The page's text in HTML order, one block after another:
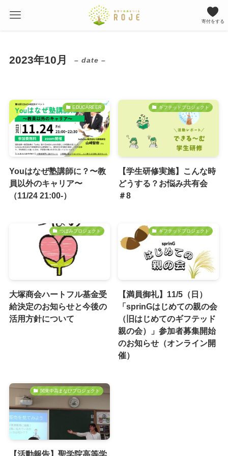
寄付をする
2023年10月 – date –
EDUCAREER
Youはなぜ塾講師に？〜教
員以外のキャリア〜
（11/24 21:00-）
ギフテッドプロジェクト
【学生研修実施】こんな時
どうする？お悩み共有会
＃8
つぼみプロジェクト
大塚商会ハートフル基金受
給決定のお知らせと今後の
活用方針について
ギフテッドプロジェクト
【満員御礼】11/5（日）
「sprinGはじめての親の会
（旧はじめてのギフテッド
親の会）」参加者募集開始
のお知らせ（オンライン開
催）
関東中高まなびプロジェクト
【活動報告】聖学院高等学